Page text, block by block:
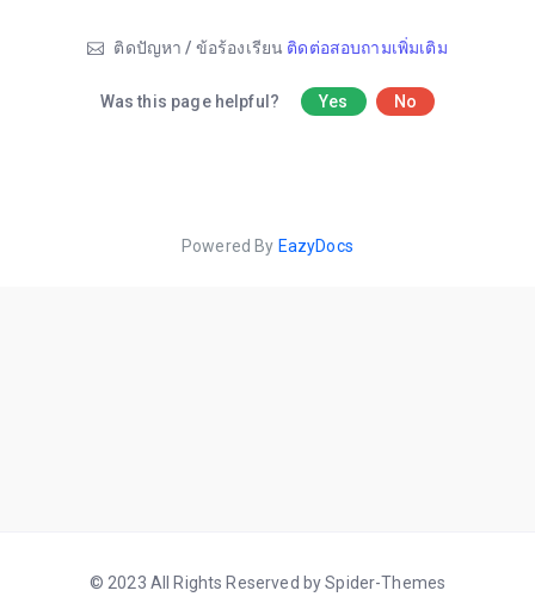
ติดปัญหา / ข้อร้องเรียน ติดต่อสอบถามเพิ่มเติม
Was this page helpful? Yes No
Powered By EazyDocs
© 2023 All Rights Reserved by Spider-Themes